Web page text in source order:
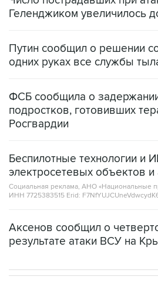
Путин сообщил о решении
ФСБ сообщила о
Росгвардии
Беспилотные технологии и
Социальная реклама, АНО «Национальные
ИНН 7725383515 Erid:
Аксенов сообщил о